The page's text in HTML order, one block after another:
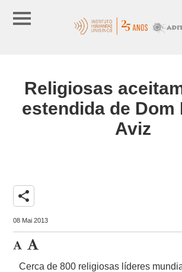
Religiosas
estendida de Dom
Aviz
share
08 Mai 2013
Cerca de 800 religiosas líderes